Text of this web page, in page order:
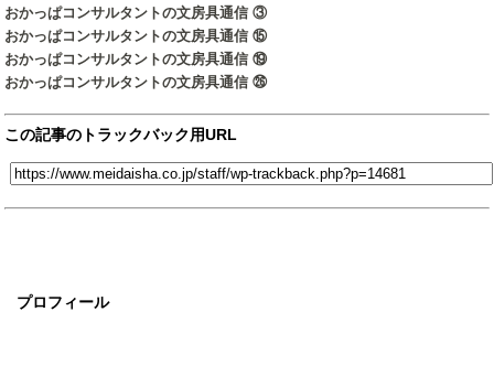
プロフィール
おかっぱコンサルタントの文房具通信 ③
おかっぱコンサルタントの文房具通信 ⑮
おかっぱコンサルタントの文房具通信 ⑲
おかっぱコンサルタントの文房具通信 ㉖
この記事のトラックバック用URL